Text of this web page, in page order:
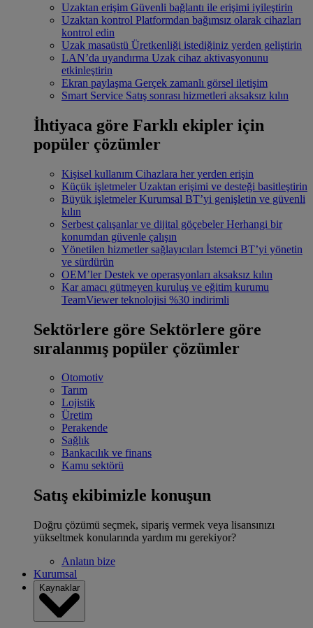
Uzaktan erişim Güvenli bağlantı ile erişimi iyileştirin
Uzaktan kontrol Platformdan bağımsız olarak cihazları
kontrol edin
Uzak masaüstü Üretkenliği istediğiniz yerden geliştirin
LAN’da uyandırma Uzak cihaz aktivasyonunu
etkinleştirin
Ekran paylaşma Gerçek zamanlı görsel iletişim
Smart Service Satış sonrası hizmetleri aksaksız kılın
İhtiyaca göre Farklı ekipler için
popüler çözümler
Kişisel kullanım Cihazlara her yerden erişin
Küçük işletmeler Uzaktan erişimi ve desteği basitleştirin
Büyük işletmeler Kurumsal BT’yi genişletin ve güvenli
kılın
Serbest çalışanlar ve dijital göçebeler Herhangi bir
konumdan güvenle çalışın
Yönetilen hizmetler sağlayıcıları İstemci BT’yi yönetin
ve sürdürün
OEM’ler Destek ve operasyonları aksaksız kılın
Kar amacı gütmeyen kuruluş ve eğitim kurumu
TeamViewer teknolojisi %30 indirimli
Sektörlere göre Sektörlere göre
sıralanmış popüler çözümler
Otomotiv
Tarım
Lojistik
Üretim
Perakende
Sağlık
Bankacılık ve finans
Kamu sektörü
Satış ekibimizle konuşun
Doğru çözümü seçmek, sipariş vermek veya lisansınızı
yükseltmek konularında yardım mı gerekiyor?
Anlatın bize
Kurumsal
Kaynaklar